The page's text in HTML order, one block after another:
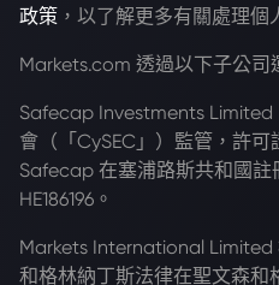
政策 ，以了解更多有關處理個
Markets.com 透過以下子公司
Safecap Investments Limited
會（「CySEC」）監管，許
Safecap 在塞浦路斯共和國註
HE186196。
Markets International Limited
和格林納丁斯法律在聖文森和